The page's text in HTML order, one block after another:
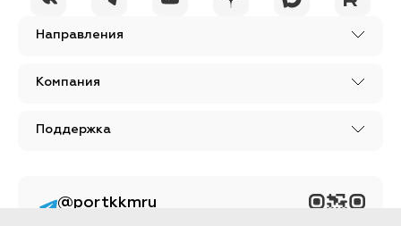
Направления
Компания
Поддержка
@portkkmru